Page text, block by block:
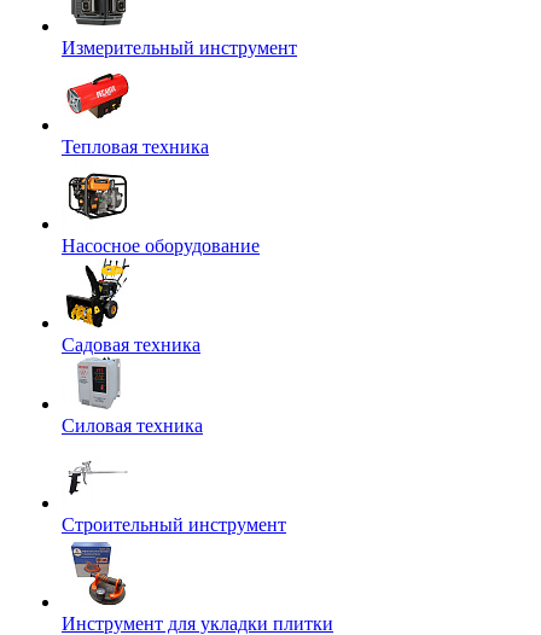
Измерительный инструмент
Тепловая техника
Насосное оборудование
Садовая техника
Силовая техника
Строительный инструмент
Инструмент для укладки плитки